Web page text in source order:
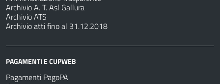
Archivio A. T. Asl Gallura
Archivio ATS
Archivio atti fino al 31.12.2018
PAGAMENTI E CUPWEB
Pagamenti PagoPA